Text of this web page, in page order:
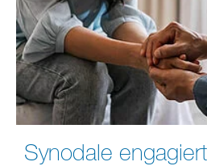
Synodale